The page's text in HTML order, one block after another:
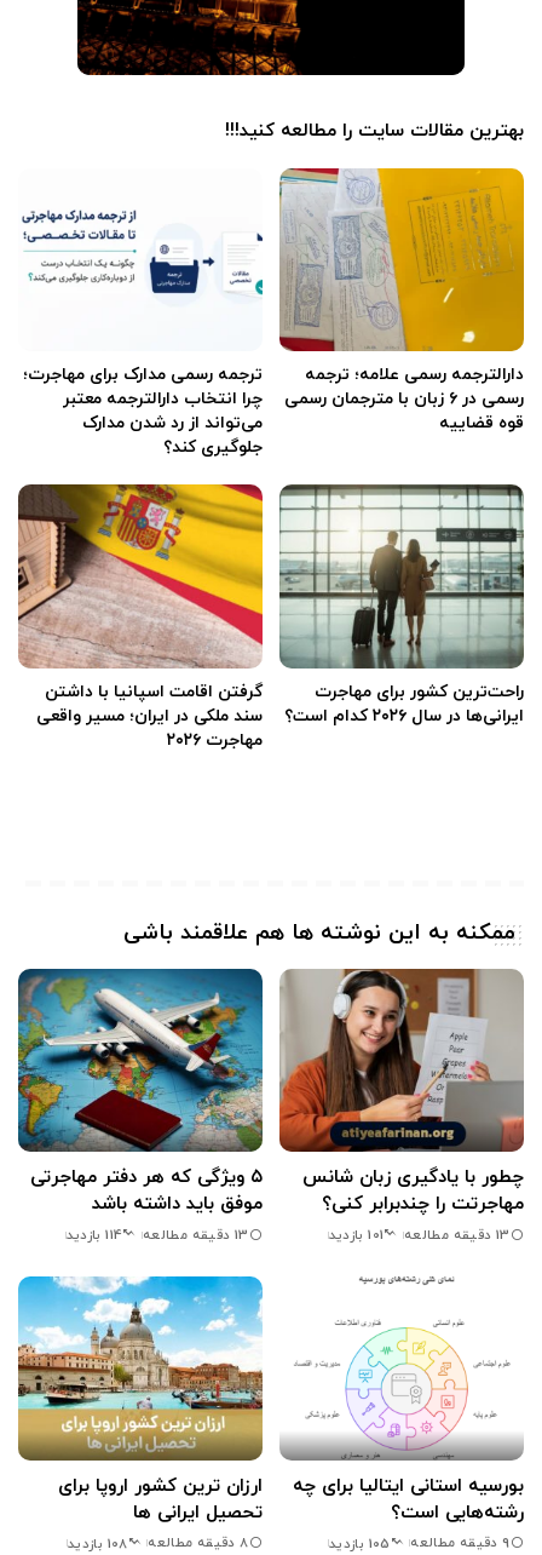
بهترین مقالات سایت را مطالعه کنید!!!
دارالترجمه رسمی علامه؛ ترجمه
رسمی در ۶ زبان با مترجمان رسمی
قوه قضاییه
ترجمه رسمی مدارک برای مهاجرت؛
چرا انتخاب دارالترجمه معتبر
می‌تواند از رد شدن مدارک
جلوگیری کند؟
راحت‌ترین کشور برای مهاجرت
ایرانی‌ها در سال ۲۰۲۶ کدام است؟
گرفتن اقامت اسپانیا با داشتن
سند ملکی در ایران؛ مسیر واقعی
مهاجرت ۲۰۲۶
ممکنه به این نوشته ها هم علاقمند باشی
چطور با یادگیری زبان شانس
مهاجرتت را چندبرابر کنی؟
13 دقیقه مطالعه 101 بازدید
۵ ویژگی که هر دفتر مهاجرتی
موفق باید داشته باشد
13 دقیقه مطالعه 114 بازدید
بورسیه استانی ایتالیا برای چه
رشته‌هایی است؟
9 دقیقه مطالعه 105 بازدید
ارزان ترین کشور اروپا برای
تحصیل ایرانی ها
8 دقیقه مطالعه 108 بازدید